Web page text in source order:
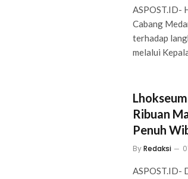
ASPOST.ID-
Cabang
terhadap
melalui
Ribuan
Penuh
ByRedaksi
ASPOST.ID-